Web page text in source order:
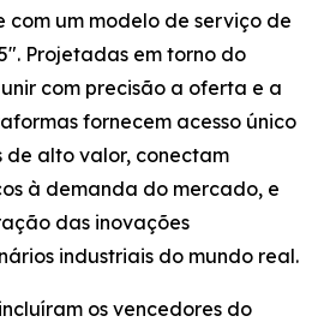
com um modelo de serviço de
Projetadas em torno do
com precisão a oferta e a
fornecem acesso único
alto valor, conectam
à demanda do mercado, e
das inovações
industriais do mundo real.
os vencedores do